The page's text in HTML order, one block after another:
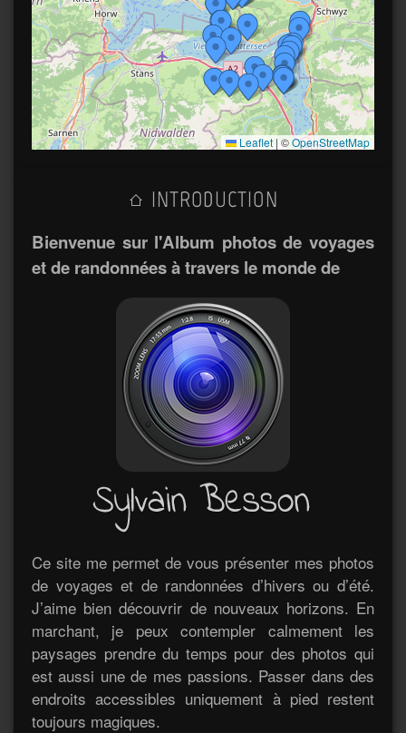
Leaflet | ©OpenStreetMap
INTRODUCTION
Bienvenue sur l'Album photos de voyages
et de randonnées à travers le monde de
Ce site me permet de vous présenter mes photos
de voyages et de randonnées d’hivers ou d’été.
J’aime bien découvrir de nouveaux horizons. En
marchant, je peux contempler calmement les
paysages prendre du temps pour des photos qui
est aussi une de mes passions. Passer dans des
endroits accessibles uniquement à pied restent
toujours magiques.